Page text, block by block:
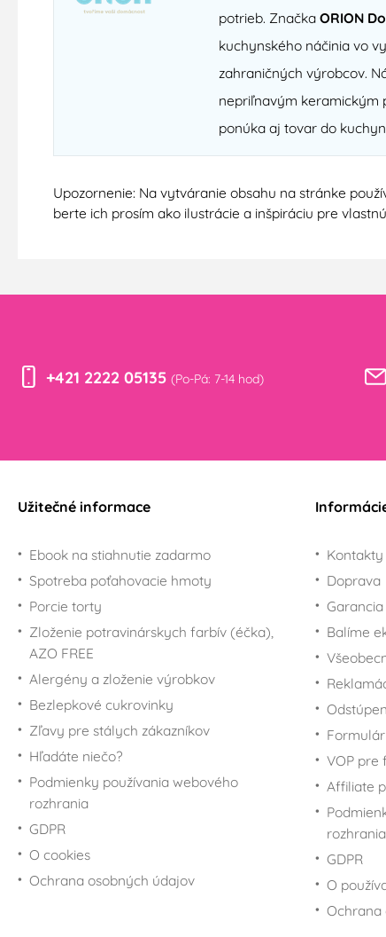
potrieb. Značka ORION
kuchynského náčinia vo
zahraničných výrobcov.
nepriľnavým keramickým
ponúka aj tovar do
Upozornenie: Na vytváranie obsahu na stránke
berte ich prosím ako ilustrácie a inšpiráciu pre
+421 2222 05135 (Po-Pá: 7-14 hod)
Užitečné informace
Ebook na stiahnutie zadarmo
Spotreba poťahovacie hmoty
Porcie torty
Zloženie potravinárskych farbív (éčka),
AZO FREE
Alergény a zloženie výrobkov
Bezlepkové cukrovinky
Zľavy pre stálych zákazníkov
Hľadáte niečo?
Podmienky používania webového
rozhrania
GDPR
O cookies
Ochrana osobných údajov
Kontakty
Doprava
Balíme
VOP pre
Affiliate
rozhrania
GDPR
O
Ochrana